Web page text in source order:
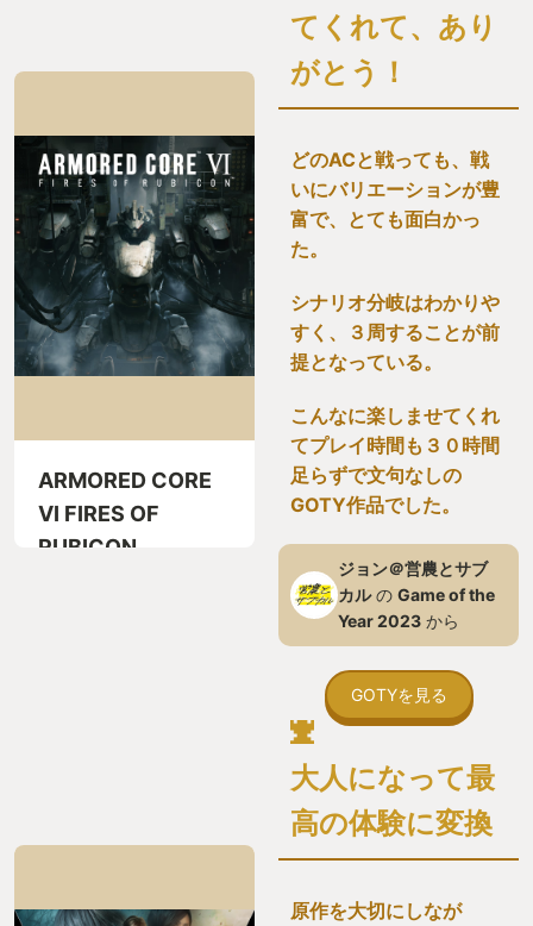
ARMORED CORE
VI FIRES OF
RUBICON
てくれて、あり
がとう！
どのACと戦っても、戦
いにバリエーションが豊
富で、とても面白かっ
た。
シナリオ分岐はわかりや
すく、３周することが前
提となっている。
こんなに楽しませてくれ
てプレイ時間も３０時間
足らずで文句なしの
GOTY作品でした。
ジョン＠営農とサブ
カルの Game of the
Year 2023 から
GOTYを見る
大人になって最
高の体験に変換
原作を大切にしなが